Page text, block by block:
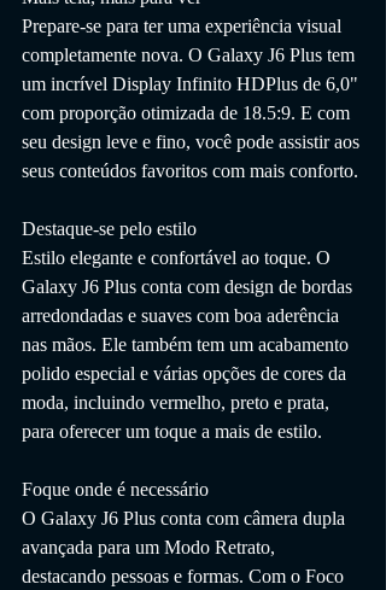
Prepare-se para ter uma experiência visual
completamente nova. O Galaxy J6 Plus tem
um incrível Display Infinito HDPlus de 6,0"
com proporção otimizada de 18.5:9. E com
seu design leve e fino, você pode assistir aos
seus conteúdos favoritos com mais conforto.
Destaque-se pelo estilo
Estilo elegante e confortável ao toque. O
Galaxy J6 Plus conta com design de bordas
arredondadas e suaves com boa aderência
nas mãos. Ele também tem um acabamento
polido especial e várias opções de cores da
moda, incluindo vermelho, preto e prata,
para oferecer um toque a mais de estilo.
Foque onde é necessário
O Galaxy J6 Plus conta com câmera dupla
avançada para um Modo Retrato,
destacando pessoas e formas. Com o Foco